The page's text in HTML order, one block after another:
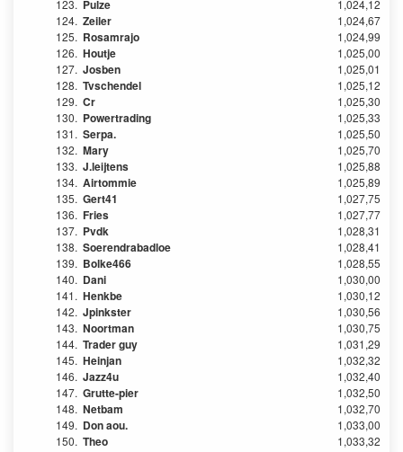
123. Pulze
1,024,12
124. Zeiler
1,024,67
125. Rosamrajo
1,024,99
126. Houtje
1,025,00
127. Josben
1,025,01
128. Tvschendel
1,025,12
129. Cr
1,025,30
130. Powertrading
1,025,33
131. Serpa.
1,025,50
132. Mary
1,025,70
133. J.leijtens
1,025,88
134. Airtommie
1,025,89
135. Gert41
1,027,75
136. Fries
1,027,77
137. Pvdk
1,028,31
138. Soerendrabadloe
1,028,41
139. Bolke466
1,028,55
140. Dani
1,030,00
141. Henkbe
1,030,12
142. Jpinkster
1,030,56
143. Noortman
1,030,75
144. Trader guy
1,031,29
145. Heinjan
1,032,32
146. Jazz4u
1,032,40
147. Grutte-pier
1,032,50
148. Netbam
1,032,70
149. Don aou.
1,033,00
150. Theo
1,033,32